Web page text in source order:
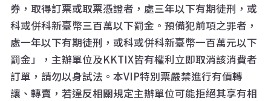
券，取得訂票或取票憑證者，處三年以下有期徒刑，或
科或併科新臺幣三百萬以下罰金。預備犯前項之罪者，
處一年以下有期徒刑，或科或併科新臺幣一百萬元以下
罰金」，主辦單位及KKTIX皆有權利立即取消該消費者
訂單，請勿以身試法。本VIP特別票嚴禁進行有價轉
讓、轉賣，若違反相關規定主辦單位可能拒絕其享有相